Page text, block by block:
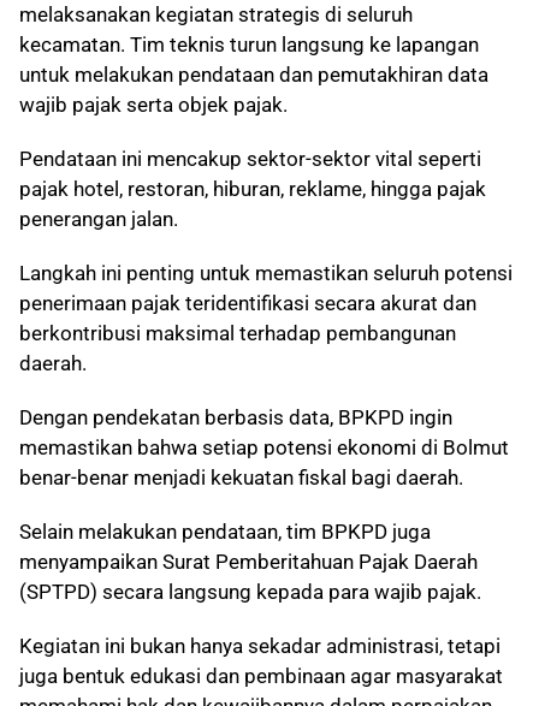
melaksanakan kegiatan strategis di seluruh
kecamatan. Tim teknis turun langsung ke lapangan
untuk melakukan pendataan dan pemutakhiran data
wajib pajak serta objek pajak.
Pendataan ini mencakup sektor-sektor vital seperti
pajak hotel, restoran, hiburan, reklame, hingga pajak
penerangan jalan.
Langkah ini penting untuk memastikan seluruh potensi
penerimaan pajak teridentifikasi secara akurat dan
berkontribusi maksimal terhadap pembangunan
daerah.
Dengan pendekatan berbasis data, BPKPD ingin
memastikan bahwa setiap potensi ekonomi di Bolmut
benar-benar menjadi kekuatan fiskal bagi daerah.
Selain melakukan pendataan, tim BPKPD juga
menyampaikan Surat Pemberitahuan Pajak Daerah
(SPTPD) secara langsung kepada para wajib pajak.
Kegiatan ini bukan hanya sekadar administrasi, tetapi
juga bentuk edukasi dan pembinaan agar masyarakat